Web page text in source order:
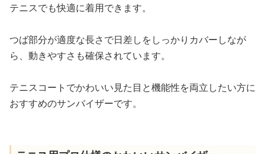
テニスでも快適に着用できます。
つば部分が適度な長さで日差しをしっかりカバーしなが
ら、動きやすさも確保されています。
テニスコートでかわいい見た目と機能性を両立したい方に
おすすめのサンバイザーです。